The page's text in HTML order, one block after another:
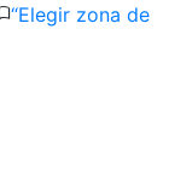
Elegir zona de